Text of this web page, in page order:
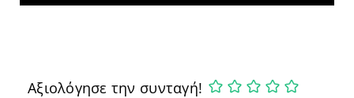
Αξιολόγησε την συνταγή!